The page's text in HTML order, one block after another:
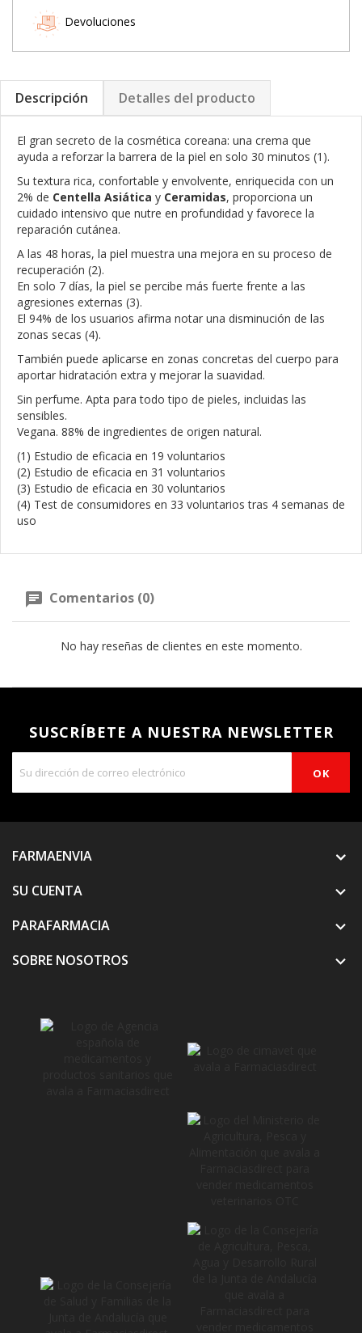
Devoluciones
Descripción Detalles del producto
El gran secreto de la cosmética coreana: una crema que
ayuda a reforzar la barrera de la piel en solo 30 minutos (1).
Su textura rica, confortable y envolvente, enriquecida con un
2% de Centella Asiática y Ceramidas, proporciona un
cuidado intensivo que nutre en profundidad y favorece la
reparación cutánea.
A las 48 horas, la piel muestra una mejora en su proceso de
recuperación (2).
En solo 7 días, la piel se percibe más fuerte frente a las
agresiones externas (3).
El 94% de los usuarios afirma notar una disminución de las
zonas secas (4).
También puede aplicarse en zonas concretas del cuerpo para
aportar hidratación extra y mejorar la suavidad.
Sin perfume. Apta para todo tipo de pieles, incluidas las
sensibles.
Vegana. 88% de ingredientes de origen natural.
(1) Estudio de eficacia en 19 voluntarios
(2) Estudio de eficacia en 31 voluntarios
(3) Estudio de eficacia en 30 voluntarios
(4) Test de consumidores en 33 voluntarios tras 4 semanas de
uso
Comentarios (0)
No hay reseñas de clientes en este momento.
SUSCRÍBETE A NUESTRA NEWSLETTER
FARMAENVIA
SU CUENTA

PARAFARMACIA 
SOBRE NOSOTROS 